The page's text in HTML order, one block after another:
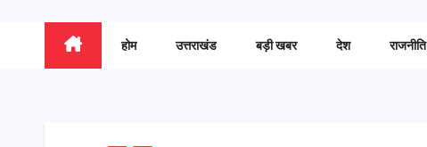
होम उत्तराखंड बड़ी खबर देश राजनीति